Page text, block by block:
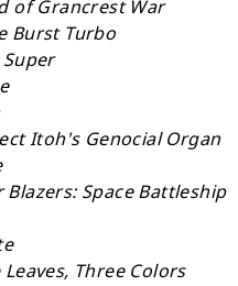
of Grancrest War
Burst Turbo
Itoh's Genocial Organ
Blazers: Space Battleship
Leaves, Three Colors